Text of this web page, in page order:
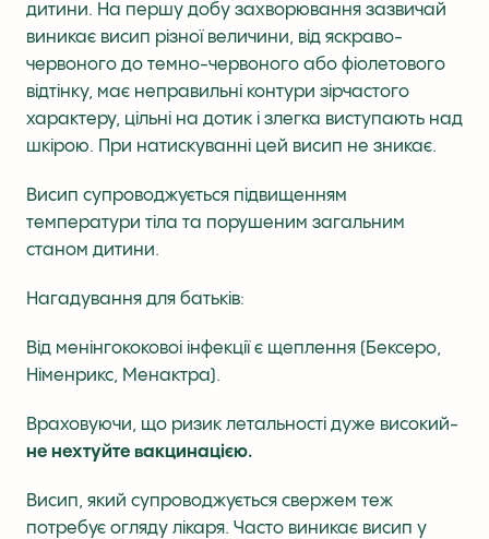
дитини. На першу добу захворювання зазвичай
виникає висип різної величини, від яскраво-
червоного до темно-червоного або фіолетового
відтінку, має неправильні контури зірчастого
характеру, цільні на дотик і злегка виступають над
шкірою. При натискуванні цей висип не зникає.
Висип супроводжується підвищенням
температури тіла та порушеним загальним
станом дитини.
Нагадування для батьків:
Від менінгококовоі інфекції є щеплення (Бексеро,
Німенрикс, Менактра).
Враховуючи, що ризик летальності дуже високий-
не нехтуйте вакцинацією.
Висип, який супроводжується свержем теж
потребує огляду лікаря. Часто виникає висип у